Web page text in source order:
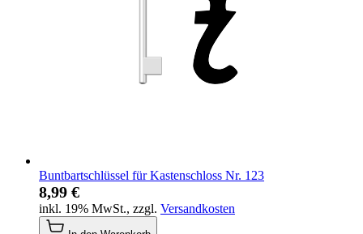
Buntbartschlüssel für Kastenschloss Nr. 123
8,99 €
inkl. 19% MwSt., zzgl. Versandkosten